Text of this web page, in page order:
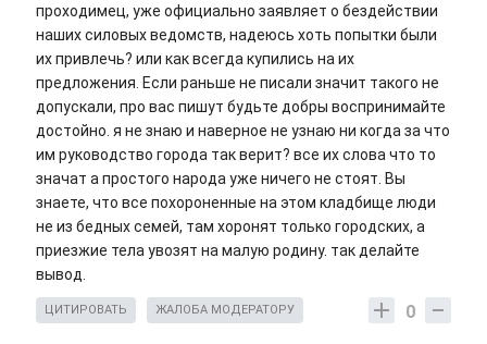
проходимец, уже официально заявляет о бездействии
наших силовых ведомств, надеюсь хоть попытки были
их привлечь? или как всегда купились на их
предложения. Если раньше не писали значит такого не
допускали, про вас пишут будьте добры воспринимайте
достойно. я не знаю и наверное не узнаю ни когда за что
им руководство города так верит? все их слова что то
значат а простого народа уже ничего не стоят. Вы
знаете, что все похороненные на этом кладбище люди
не из бедных семей, там хоронят только городских, а
приезжие тела увозят на малую родину. так делайте
вывод.
0
ЦИТИРОВАТЬ ЖАЛОБА МОДЕРАТОРУ